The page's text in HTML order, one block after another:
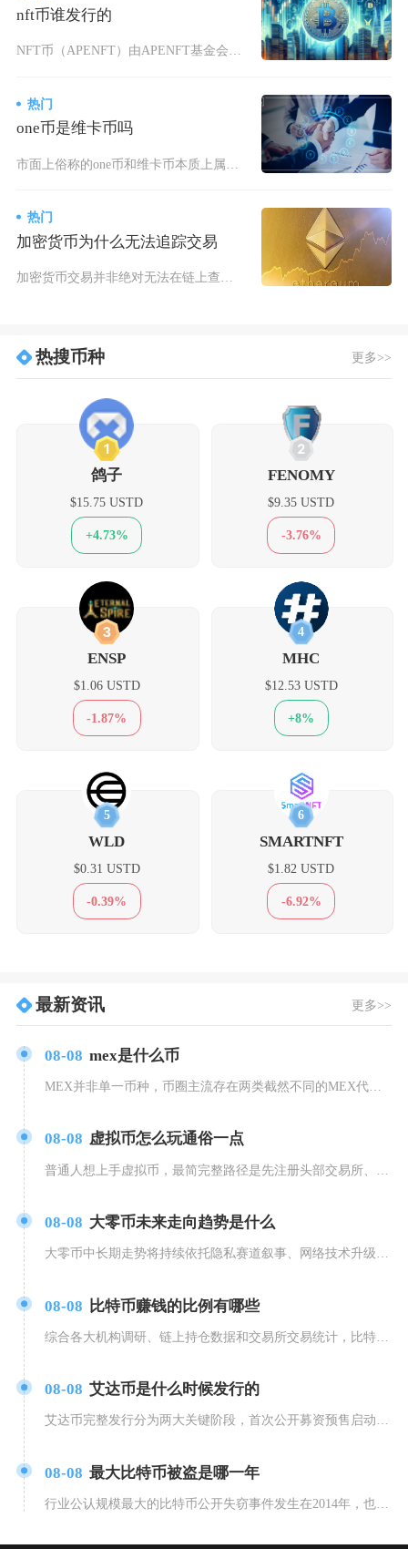
nft币谁发行的
NFT币（APENFT）由APENFT基金会发行，该基金会于2021年3月29日在新加坡正
热门
one币是维卡币吗
热门
加密货币为什么无法追踪交易
热搜币种 更多>>
1
鸽子
$15.75 USTD
+4.73%
2
FENOMY
$9.35 USTD
-3.76%
3
ENSP
$1.06 USTD
-1.87%
4
MHC
$12.53 USTD
+8%
5
WLD
$0.31 USTD
-0.39%
6
SMARTNFT
$1.82 USTD
-6.92%
最新资讯 更多>>
08-08 mex是什么币
MEX并非单一币种，币圈主流存在两类截然不同的MEX代币，分别是MultiversX公链旗
08-08 虚拟币怎么玩通俗一点
08-08 大零币未来走向趋势是什么
大零币中长期走势将持续依托隐私赛道叙事、网络技术升级与供需收缩形成震荡上行的基础格局，但全
08-08 比特币赚钱的比例有哪些
综合各大机构调研、链上持仓数据和交易所交易统计，比特币投资整体赚钱比例可以划分为四大维度结
08-08 艾达币是什么时候发行的
艾达币完整发行分为两大关键阶段，首次公开募资预售启动于2015年9月，持续至2017年1月
08-08 最大比特币被盗是哪一年
行业公认规模最大的比特币公开失窃事件发生在2014年，也就是圈内熟知的Mt.Gox门头沟事